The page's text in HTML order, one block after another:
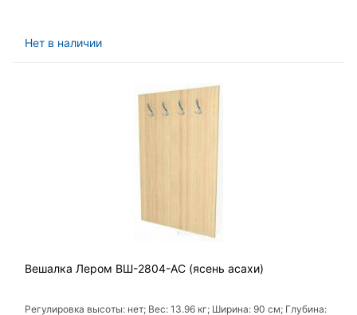
Нет в наличии
Вешалка Лером ВШ-2804-АС (ясень асахи)
Регулировка высоты: нет; Вес: 13.96 кг; Ширина: 90 см; Глубина: